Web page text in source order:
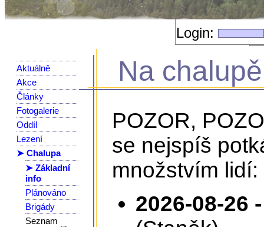
Login:
Aktuálně
Akce
Články
Fotogalerie
Oddíl
Lezení
➤ Chalupa
➤ Základní
info
Plánováno
Brigády
Seznam
Na
POZOR,
se nejspíš
množstvím lidí:
2026-08-26